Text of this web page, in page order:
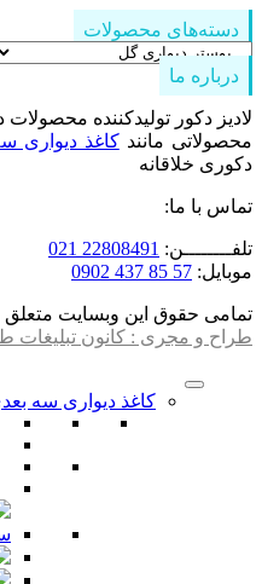
دسته‌های محصولات
درباره ما
لادیز دکور تولیدکننده
محصولاتی مانندکاغذ دیواری
دکوری خلاقانه
تماس با ما:
تلفــــــــن: 22808491 021
موبایل: 57 85 437 0902
تمامی حقوق این وبسایت متعلق
طراح و مجری : کانون تبلیغات
کاغذ دیواری سه